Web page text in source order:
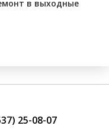
в выходные
25-08-07